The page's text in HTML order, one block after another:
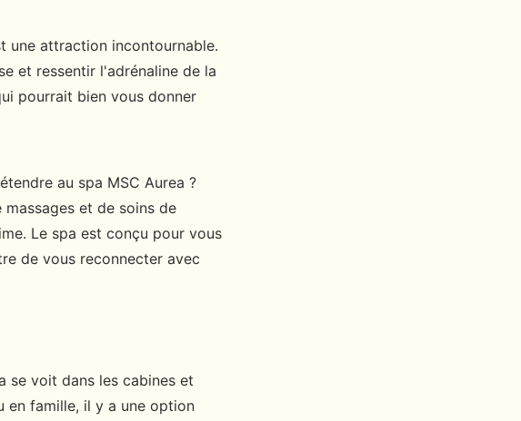
une attraction incontournable.
et ressentir l'adrénaline de la
pourrait bien vous donner
au spa MSC Aurea ?
et de soins de
Le spa est conçu pour vous
de vous reconnecter avec
se voit dans les cabines et
en famille, il y a une option